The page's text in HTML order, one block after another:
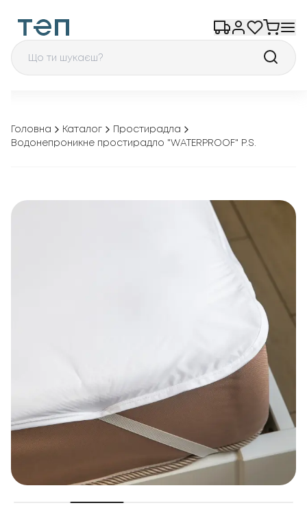
Головна Каталог
Простирадла
Водонепроникне простирадло "WATERPROOF" Р.S.